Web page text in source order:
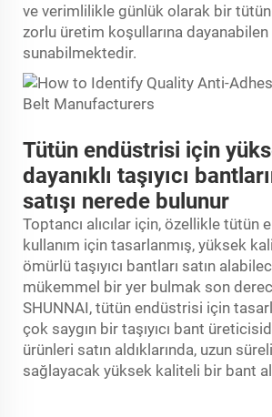
ve verimlilikle günlük olarak bir tütün
zorlu üretim koşullarına dayanabilen
sunabilmektedir.
Tütün endüstrisi için
dayanıklı taşıyıcı
satışı nerede bulunur
Toptancı alıcılar için, özellikle tütün
kullanım için tasarlanmış, yüksek
ömürlü taşıyıcı bantları satın
mükemmel bir yer bulmak son
SHUNNAI, tütün endüstrisi için
çok saygın bir taşıyıcı bant
ürünleri satın aldıklarında, uzun
sağlayacak yüksek kaliteli bir bant